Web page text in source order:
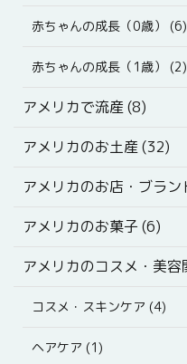
赤ちゃんの成長（0歳） (6)
赤ちゃんの成長（1歳） (2)
アメリカで流産 (8)
アメリカのお土産 (32)
アメリカのお店・ブラン
アメリカのお菓子 (6)
アメリカのコスメ・美容
コスメ・スキンケア (4)
ヘアケア (1)